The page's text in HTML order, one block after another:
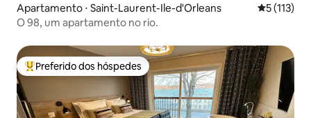
Apartamento ⋅ Saint-Laurent-Ile-d'Orleans 5 de uma
5 (113)
O 98, um apartamento no rio.
Entre os melhores preferidos dos hóspedes
Preferido dos hóspedes